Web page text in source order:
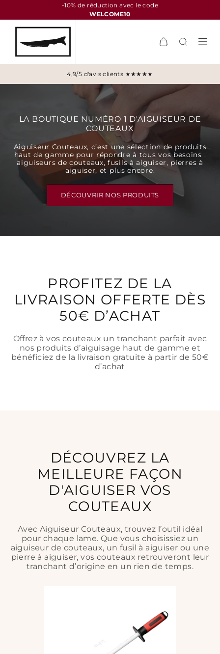
-10% de réduction avec le code
WELCOME10
4,9/5 d'avis clients ★★★★★
LA BOUTIQUE NUMÉRO 1 D'AIGUISEUR DE
COUTEAUX​
Aiguiseur Couteaux, c’est une sélection de produits
haut de gamme pour répondre à tous vos besoins :
aiguiseurs de couteaux, fusils à aiguiser, pierres à
aiguiser, et plus encore.
DÉCOUVRIR NOS PRODUITS
PROFITEZ DE LA
LIVRAISON OFFERTE DÈS
50€ D’ACHAT
Offrez à vos couteaux un tranchant parfait avec
nos produits d’aiguisage haut de gamme et
bénéficiez de la livraison gratuite à partir de 50€
d’achat
DÉCOUVREZ LA
MEILLEURE FAÇON
D'AIGUISER VOS
COUTEAUX
Avec Aiguiseur Couteaux, trouvez l’outil idéal
pour chaque lame. Que vous choisissiez un
aiguiseur de couteaux, un fusil à aiguiser ou une
pierre à aiguiser, vos couteaux retrouveront leur
tranchant d’origine en un rien de temps.